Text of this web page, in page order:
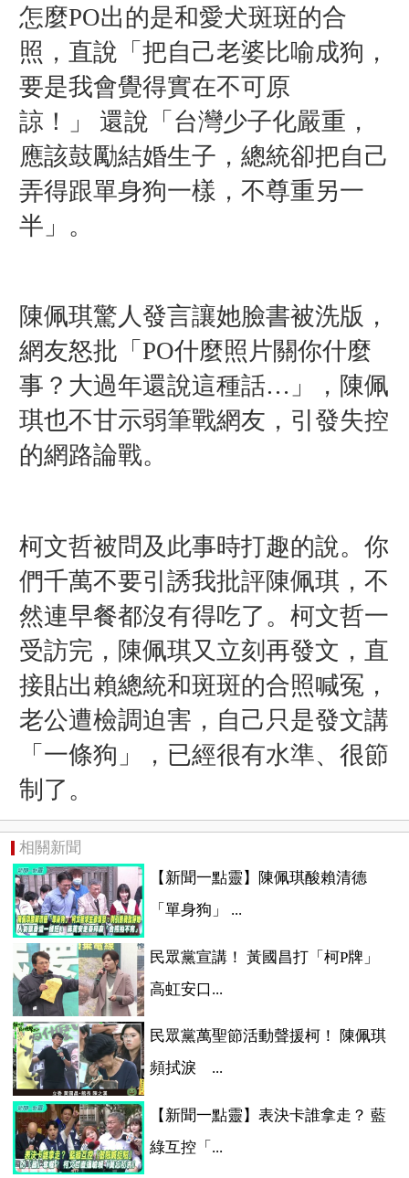
怎麼PO出的是和愛犬斑斑的合
照，直說「把自己老婆比喻成狗，
要是我會覺得實在不可原
諒！」 還說「台灣少子化嚴重，
應該鼓勵結婚生子，總統卻把自己
弄得跟單身狗一樣，不尊重另一
半」。
陳佩琪驚人發言讓她臉書被洗版，
網友怒批「PO什麼照片關你什麼
事？大過年還說這種話…」，陳佩
琪也不甘示弱筆戰網友，引發失控
的網路論戰。
柯文哲被問及此事時打趣的說。你
們千萬不要引誘我批評陳佩琪，不
然連早餐都沒有得吃了。柯文哲一
受訪完，陳佩琪又立刻再發文，直
接貼出賴總統和斑斑的合照喊冤，
老公遭檢調迫害，自己只是發文講
「一條狗」，已經很有水準、很節
制了。
相關新聞
【新聞一點靈】陳佩琪酸賴清德
「單身狗」 ...
民眾黨宣講！ 黃國昌打「柯P牌」
高虹安口...
民眾黨萬聖節活動聲援柯！ 陳佩琪
頻拭淚 ...
【新聞一點靈】表決卡誰拿走？ 藍
綠互控「...